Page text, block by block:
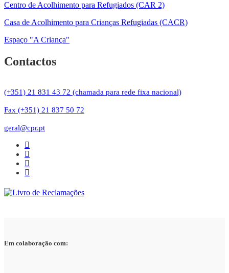
Centro de Acolhimento para Refugiados (CAR 2)
Casa de Acolhimento para Crianças Refugiadas (CACR)
Espaço "A Criança"
Contactos
(+351) 21 831 43 72 (chamada para rede fixa nacional)
Fax (+351) 21 837 50 72
geral@cpr.pt
Em colaboração com: